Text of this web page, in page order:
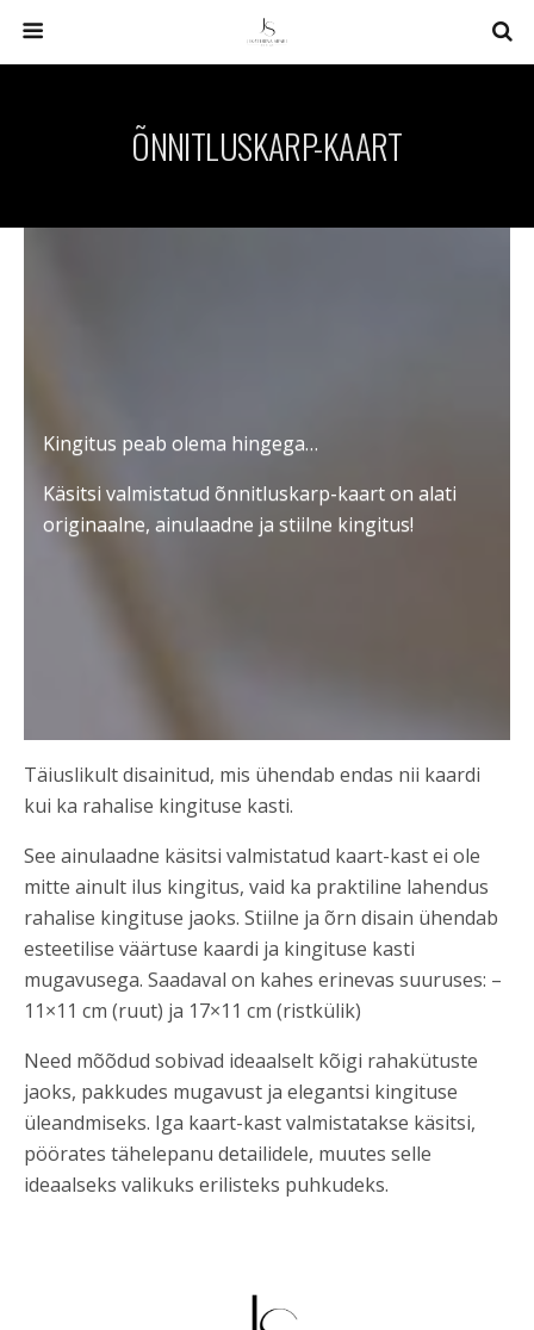
ÕNNITLUSKARP-KAART
Kingitus peab olema hingega…
Käsitsi valmistatud õnnitluskarp-kaart on alati
originaalne, ainulaadne ja stiilne kingitus!
Täiuslikult disainitud, mis ühendab endas nii kaardi
kui ka rahalise kingituse kasti.
See ainulaadne käsitsi valmistatud kaart-kast ei ole
mitte ainult ilus kingitus, vaid ka praktiline lahendus
rahalise kingituse jaoks. Stiilne ja õrn disain ühendab
esteetilise väärtuse kaardi ja kingituse kasti
mugavusega. Saadaval on kahes erinevas suuruses: –
11×11 cm (ruut) ja 17×11 cm (ristkülik)
Need mõõdud sobivad ideaalselt kõigi rahakütuste
jaoks, pakkudes mugavust ja elegantsi kingituse
üleandmiseks. Iga kaart-kast valmistatakse käsitsi,
pöörates tähelepanu detailidele, muutes selle
ideaalseks valikuks erilisteks puhkudeks.